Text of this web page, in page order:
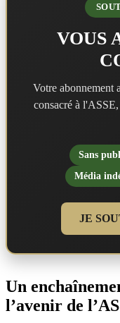
VOUS
Votre abonnement
consacré à
Sans
Média
JE
Un
l’avenir de